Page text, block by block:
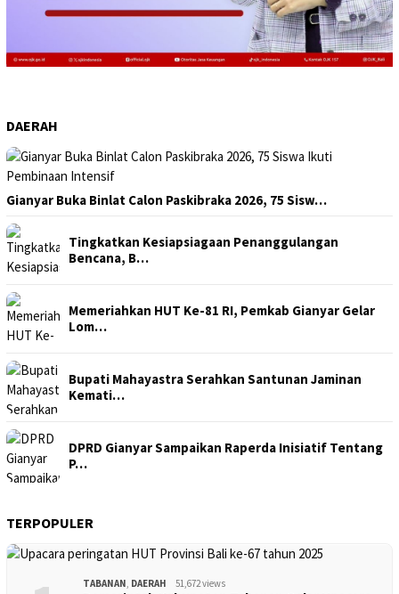
DAERAH
Gianyar Buka Binlat Calon Paskibraka 2026, 75 Sisw…
Tingkatkan Kesiapsiagaan Penanggulangan
Bencana, B…
Memeriahkan HUT Ke-81 RI, Pemkab Gianyar Gelar
Lom…
Bupati Mahayastra Serahkan Santunan Jaminan
Kemati…
DPRD Gianyar Sampaikan Raperda Inisiatif Tentang
P…
TERPOPULER
TABANAN, DAERAH 51,672 views